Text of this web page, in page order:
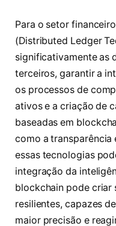
Para o setor
(Distributed Ledger
significativamente as
terceiros, garantir a
os processos de
ativos e a criação de
baseadas em
como a transparência
essas tecnologias
integração da
blockchain pode criar
resilientes, capazes
maior precisão e